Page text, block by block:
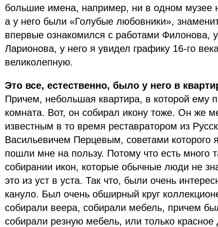
большие имена, например, ни в одном музее
а у него были «Голубые любовники»,
впервые ознакомился с работами Филонова,
Ларионова, у него я увидел графику 16-го
великолепную.
Это все, естественно, было у него в
Причем, небольшая квартира, в которой ему
комната. Вот, он собирал икону тоже. Он же
известным в то время реставратором из
Васильевичем Перцевым, советами которого
пошли мне на пользу. Потому что есть много
собирании икон, которые обычные люди не
это из уст в уста. Так что, были очень
кануло. Был очень обширный круг
собирали веера, собирали мебель, причем
собирали резную мебель, или только красное